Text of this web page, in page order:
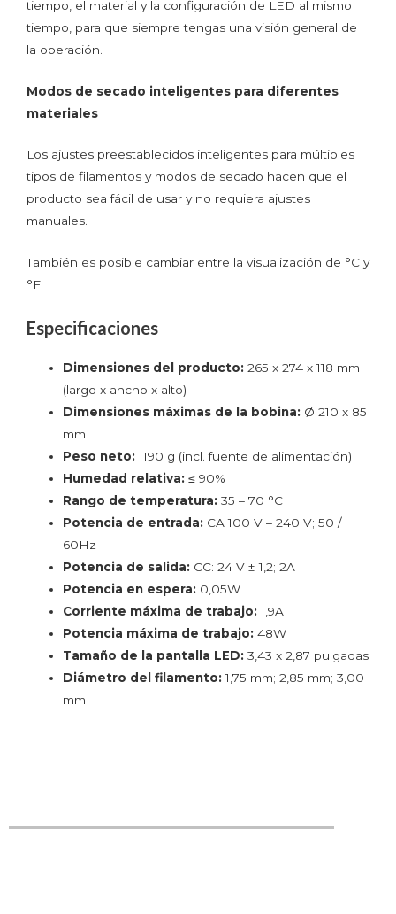
tiempo, el material y la configuración de LED al mismo
tiempo, para que siempre tengas una visión general de
la operación.
Modos de secado inteligentes para diferentes
materiales
Los ajustes preestablecidos inteligentes para múltiples
tipos de filamentos y modos de secado hacen que el
producto sea fácil de usar y no requiera ajustes
manuales.
También es posible cambiar entre la visualización de °C y
°F.
Especificaciones
Dimensiones del producto: 265 x 274 x 118 mm
(largo x ancho x alto)
Dimensiones máximas de la bobina: Ø 210 x 85
mm
Peso neto:1190 g (incl. fuente de alimentación)
Humedad relativa: ≤ 90%
Rango de temperatura: 35 – 70 °C
Potencia de entrada: CA 100 V – 240 V; 50 /
60Hz
Potencia de salida: CC: 24 V ± 1,2; 2A
Potencia en espera: 0,05W
Corriente máxima de trabajo:1,9A
Potencia máxima de trabajo: 48W
Tamaño de la pantalla LED: 3,43 x 2,87 pulgadas
Diámetro del filamento:1,75 mm; 2,85 mm; 3,00
mm